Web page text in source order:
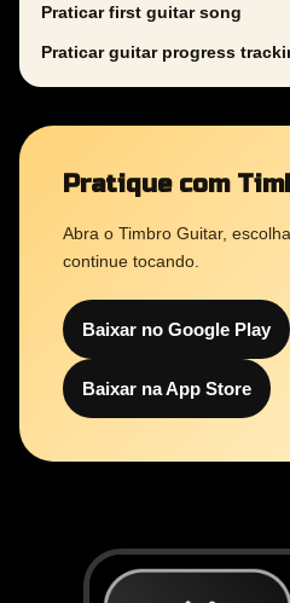
Praticar first guitar song
Praticar guitar progress
Pratique com
Abra o Timbro Guitar,
continue tocando.
Baixar no Google Play
Baixar na App Store